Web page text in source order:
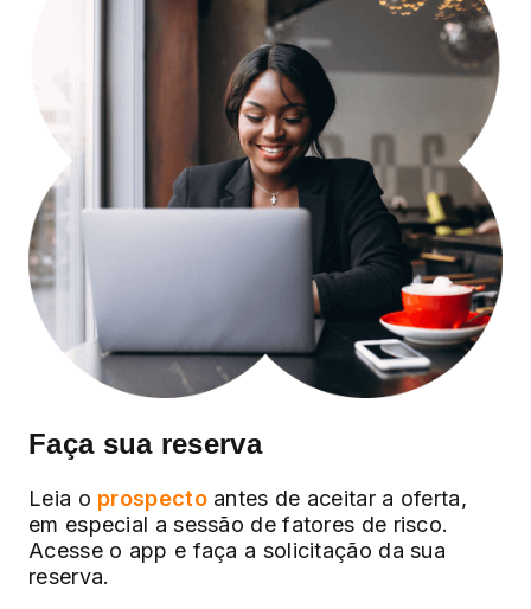
Faça sua reserva
Leia o prospecto antes de aceitar a oferta,
em especial a sessão de fatores de risco.
Acesse o app e faça a solicitação da sua
reserva.